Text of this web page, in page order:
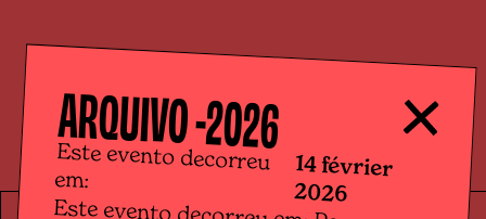
ARQUIVO -2026
Este evento decorreu
em:
14 février
2026